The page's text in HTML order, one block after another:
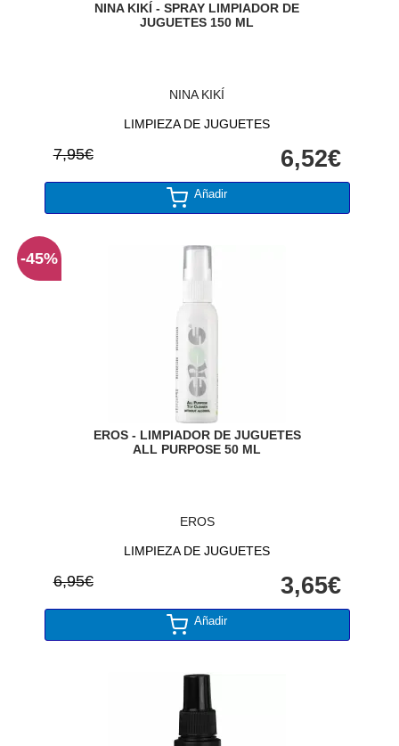
NINA KIKÍ - SPRAY LIMPIADOR DE
JUGUETES 150 ML
NINA KIKÍ
LIMPIEZA DE JUGUETES
7,95€ 6,52€
Añadir
EROS - LIMPIADOR DE JUGUETES
ALL PURPOSE 50 ML
EROS
LIMPIEZA DE JUGUETES
6,95€ 3,65€
Añadir
-45%